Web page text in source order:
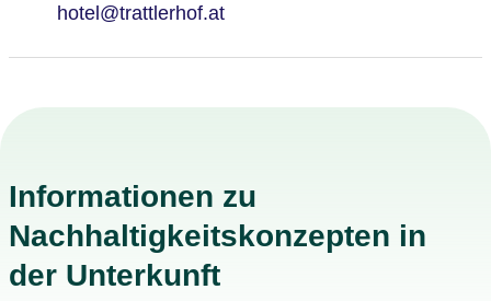
hotel@trattlerhof.at
Informationen zu
Nachhaltigkeitskonzepten in
der Unterkunft